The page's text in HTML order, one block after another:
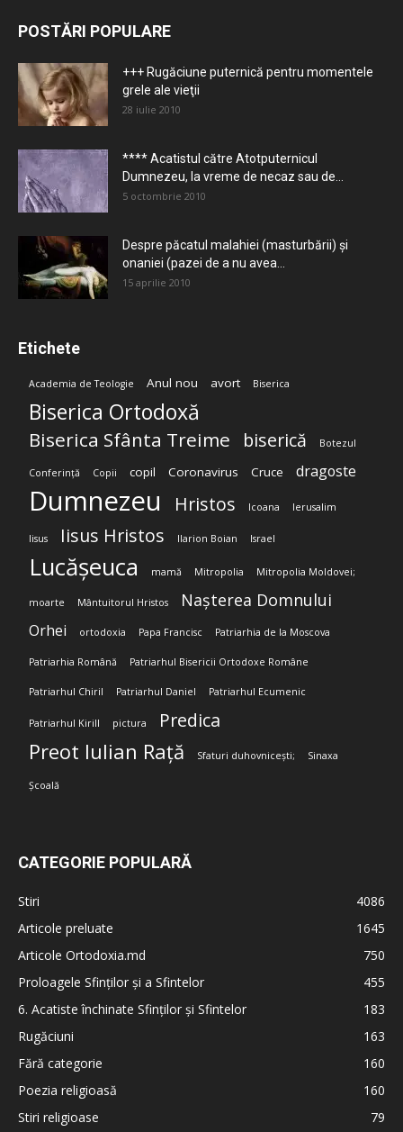
POSTĂRI POPULARE
+++ Rugăciune puternică pentru momentele
grele ale vieţii
28 iulie 2010
**** Acatistul către Atotputernicul
Dumnezeu, la vreme de necaz sau de...
5 octombrie 2010
Despre păcatul malahiei (masturbării) şi
onaniei (pazei de a nu avea...
15 aprilie 2010
Etichete
Academia de Teologie Anul nou avort Biserica
Biserica Ortodoxă
Biserica Sfânta Treime biserică Botezul
Conferință Copii copil Coronavirus Cruce dragoste
Dumnezeu Hristos Icoana Ierusalim
Iisus Iisus Hristos Ilarion Boian Israel
Lucășeuca mamă Mitropolia Mitropolia Moldovei;
moarte Mântuitorul Hristos Nașterea Domnului
Orhei ortodoxia Papa Francisc Patriarhia de la Moscova
Patriarhia Română Patriarhul Bisericii Ortodoxe Române
Patriarhul Chiril Patriarhul Daniel Patriarhul Ecumenic
Patriarhul Kirill pictura Predica
Preot Iulian Rață Sfaturi duhovnicești; Sinaxa
Școală
CATEGORIE POPULARĂ
Stiri
4086
Articole preluate
1645
Articole Ortodoxia.md
750
Proloagele Sfinților și a Sfintelor
455
6. Acatiste închinate Sfinților și Sfintelor
183
Rugăciuni
163
Fără categorie
160
Poezia religioasă
160
Stiri religioase
79